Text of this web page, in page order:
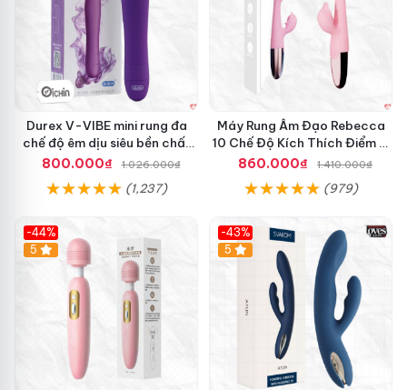
Durex V-VIBE mini rung đa
chế độ êm dịu siêu bền chất
lượng
800.000₫ 1.026.000₫
(1,237)
Máy Rung Âm Đạo Rebecca
10 Chế Độ Kích Thích Điểm G
Mạnh Mẽ
860.000₫ 1.410.000₫
(979)
-44%
Hot
5
-43%
Hot
5